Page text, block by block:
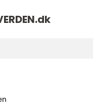
dk